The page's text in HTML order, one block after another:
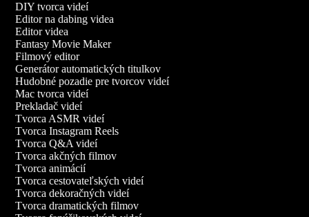
DIY tvorca videí
Editor na dabing videa
Editor videa
Fantasy Movie Maker
Filmový editor
Generátor automatických titulkov
Hudobné pozadie pre tvorcov videí
Mac tvorca videí
Prekladač videí
Tvorca ASMR videí
Tvorca Instagram Reels
Tvorca Q&A videí
Tvorca akčných filmov
Tvorca animácií
Tvorca cestovateľských videí
Tvorca dekoračných videí
Tvorca dramatických filmov